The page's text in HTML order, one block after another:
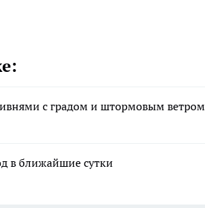
с градом и штормовым ветром
в ближайшие сутки